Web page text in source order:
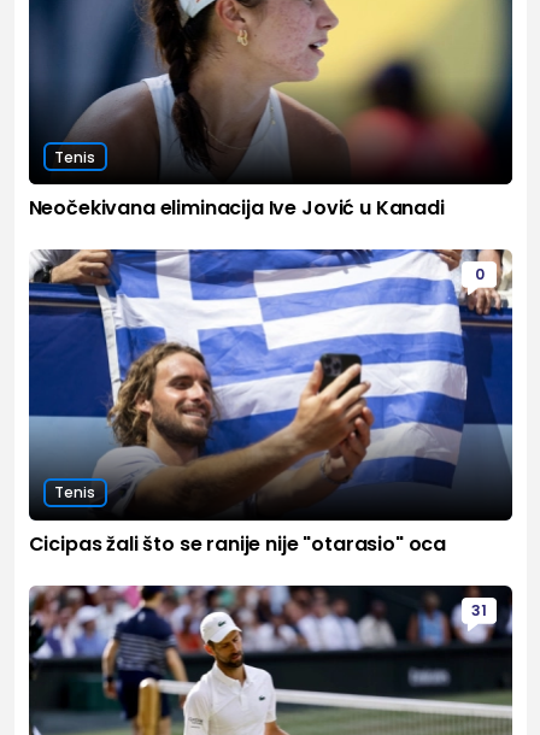
Tenis
Neočekivana eliminacija Ive Jović u Kanadi
0
Tenis
Cicipas žali što se ranije nije "otarasio" oca
31